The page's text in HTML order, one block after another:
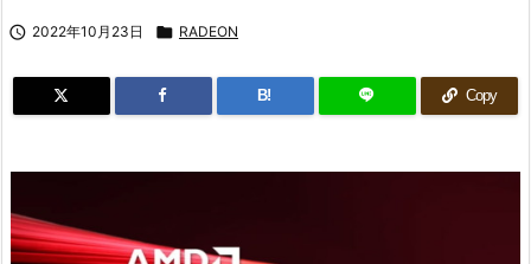
 2022年10月23日  RADEON
B! Copy